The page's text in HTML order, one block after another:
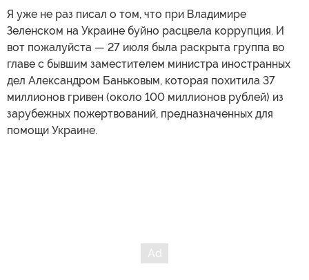
Я уже не раз писал о том, что при Владимире
Зеленском на Украине буйно расцвела коррупция. И
вот пожалуйста — 27 июля была раскрыта группа во
главе с бывшим заместителем министра иностранных
дел Александром Баньковым, которая похитила 37
миллионов гривен (около 100 миллионов рублей) из
зарубежных пожертвований, предназначенных для
помощи Украине.